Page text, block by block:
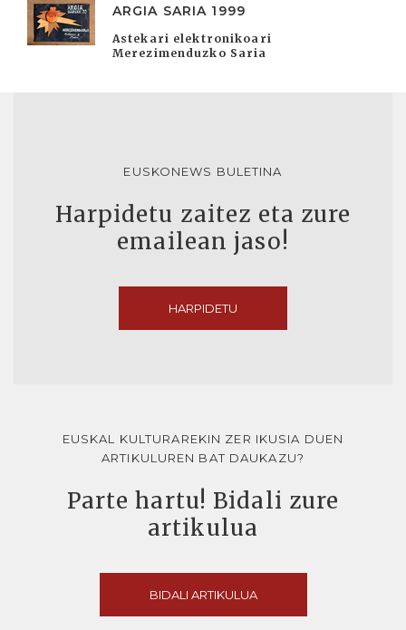
ARGIA SARIA 1999
Astekari elektronikoari
Merezimenduzko Saria
EUSKONEWS BULETINA
Harpidetu zaitez eta zure
emailean jaso!
HARPIDETU
EUSKAL KULTURAREKIN ZER IKUSIA DUEN
ARTIKULUREN BAT DAUKAZU?
Parte hartu! Bidali zure
artikulua
BIDALI ARTIKULUA